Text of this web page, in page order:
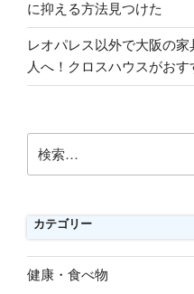
に抑える方法見つけた
レオパレス以外で大阪の
人へ！クロスハウスがおす
索:
カテゴリー
健康・食べ物